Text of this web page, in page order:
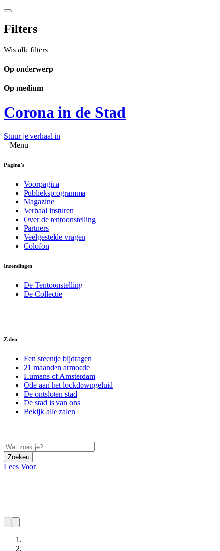
Filters
Wis alle filters
Op onderwerp
Op medium
Corona in de Stad
Stuur je verhaal in
Menu
Pagina's
Voorpagina
Publieksprogramma
Magazine
Verhaal insturen
Over de tentoonstelling
Partners
Veelgestelde vragen
Colofon
Inzendingen
De Tentoonstelling
De Collectie
Zalen
Een steentje bijdragen
21 maanden armoede
Humans of Amsterdam
Ode aan het lockdowngeluid
De ontsloten stad
De stad is van ons
Bekijk alle zalen
Zoeken
Lees Voor